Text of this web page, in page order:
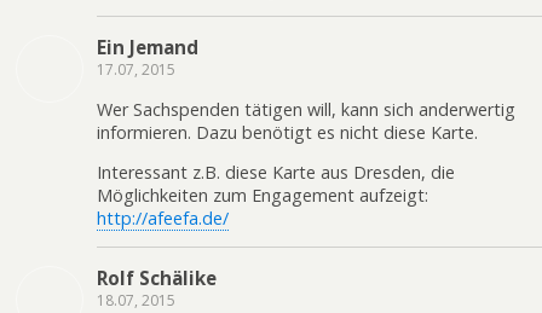
Ein Jemand
17.07, 2015
Wer Sachspenden tätigen will, kann sich anderwertig
informieren. Dazu benötigt es nicht diese Karte.
Interessant z.B. diese Karte aus Dresden, die
Möglichkeiten zum Engagement aufzeigt:
http://afeefa.de/
Rolf Schälike
18.07, 2015